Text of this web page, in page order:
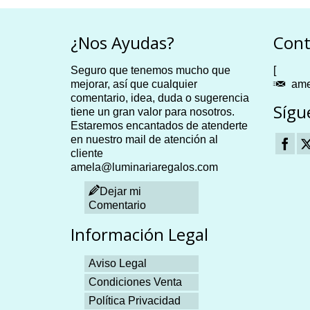
hasta
¿Nos Ayudas?
Seguro que tenemos mucho que
mejorar, así que cualquier
comentario, idea, duda o sugerencia
tiene un gran valor para nosotros.
Estaremos encantados de atenderte
en nuestro mail de atención al
cliente
amela@luminariaregalos.com
Dejar mi
Comentario
Información Legal
Aviso Legal
Condiciones Venta
Política Privacidad
[